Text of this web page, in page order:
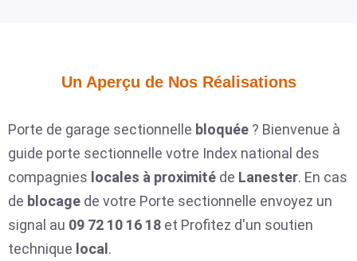
Un Aperçu de Nos Réalisations​
Porte de garage sectionnelle bloquée ? Bienvenue à
guide porte sectionnelle votre Index national des
compagnies locales à proximité de Lanester. En cas
de blocage de votre Porte sectionnelle envoyez un
signal au 09 72 10 16 18 et Profitez d'un soutien
technique local .